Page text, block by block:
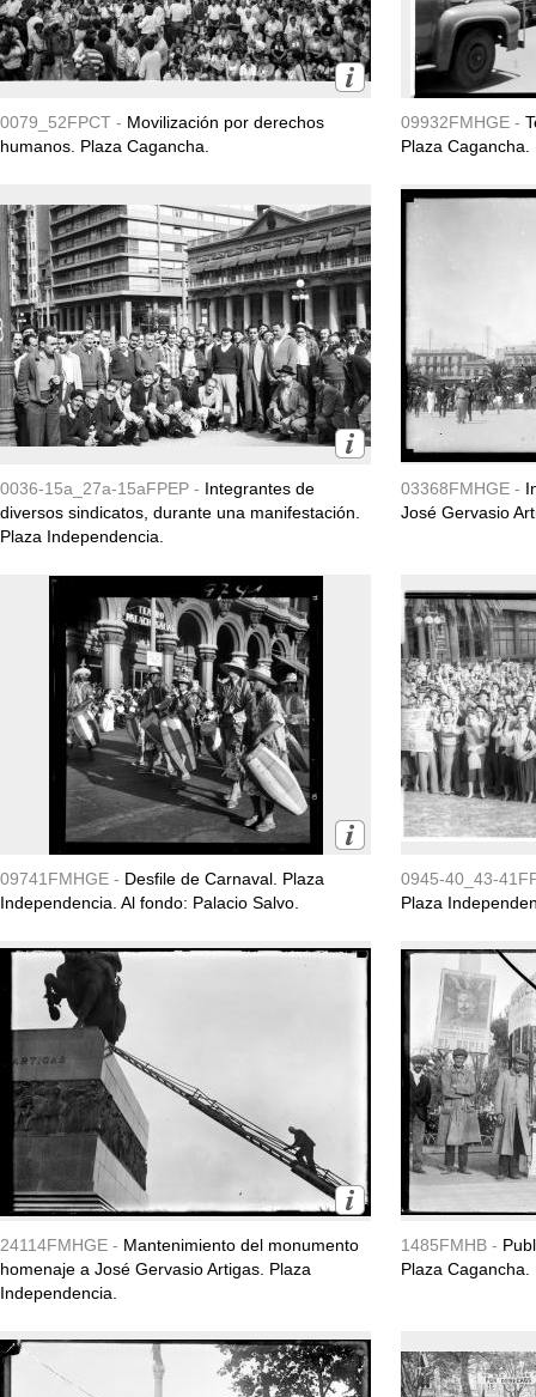
0079_52FPCT - Movilización por derechos
humanos. Plaza Cagancha.
09932FMHGE -
Plaza Cagancha.
0036-15a_27a-15aFPEP - Integrantes de
diversos sindicatos, durante una manifestación.
Plaza Independencia.
03368FMHGE -
José Gervasio
09741FMHGE - Desfile de Carnaval. Plaza
Independencia. Al fondo: Palacio Salvo.
0945-40_43-
Plaza
24114FMHGE - Mantenimiento del monumento
homenaje a José Gervasio Artigas. Plaza
Independencia.
1485FMHB -
Plaza Cagancha.